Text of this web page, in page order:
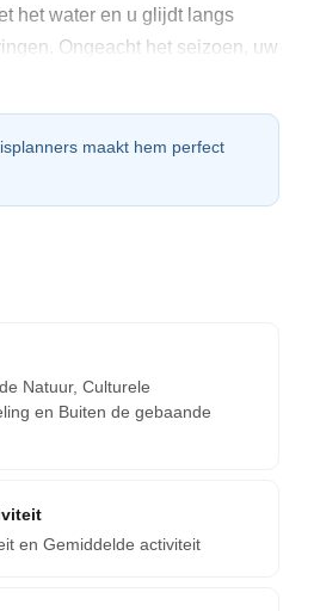
het water en u glijdt langs
Ongeacht het seizoen, uw
direct bijdragen aan de
met een
maakt hem perfect
Natuur, Culturele
en Buiten de gebaande
en Gemiddelde activiteit